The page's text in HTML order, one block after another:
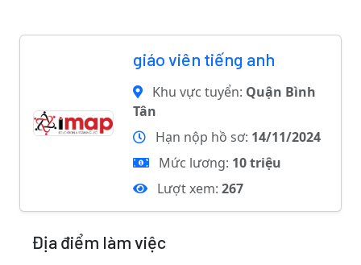
giáo viên tiếng anh
Khu vực tuyển: Quận Bình
Tân
Hạn nộp hồ sơ: 14/11/2024
Mức lương: 10 triệu
Lượt xem: 267
Địa điểm làm việc